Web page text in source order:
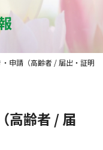
申請（高齢者 / 届出・証明
高齢者 / 届